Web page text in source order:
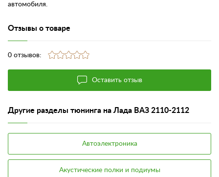
автомобиля.
Отзывы о товаре
0 отзывов:
Оставить отзыв
Другие разделы тюнинга на Лада ВАЗ 2110-2112
Автоэлектроника
Акустические полки и подиумы